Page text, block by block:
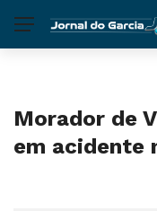
Morador de
em acidente